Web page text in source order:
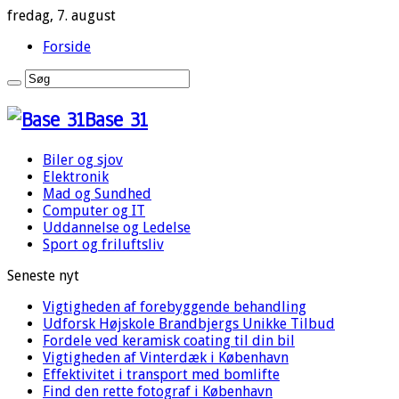
fredag, 7. august
Forside
Base 31
Biler og sjov
Elektronik
Mad og Sundhed
Computer og IT
Uddannelse og Ledelse
Sport og friluftsliv
Seneste nyt
Vigtigheden af forebyggende behandling
Udforsk Højskole Brandbjergs Unikke Tilbud
Fordele ved keramisk coating til din bil
Vigtigheden af Vinterdæk i København
Effektivitet i transport med bomlifte
Find den rette fotograf i København